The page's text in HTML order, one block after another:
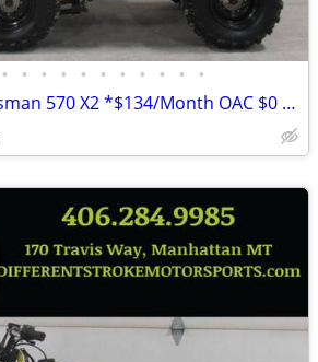
• • • • • • • • • • •
2015 Polaris Sportsman 570 X2 *$134/Month OAC $0 Down* *Dump Box*